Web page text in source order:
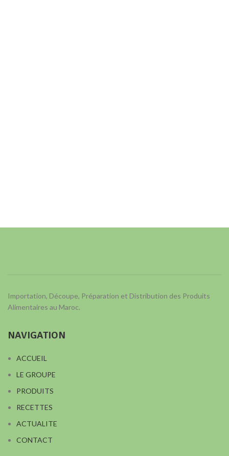
Importation, Découpe, Préparation et Distribution des Produits
Alimentaires au Maroc.
NAVIGATION
ACCUEIL
LE GROUPE
PRODUITS
RECETTES
ACTUALITE
CONTACT